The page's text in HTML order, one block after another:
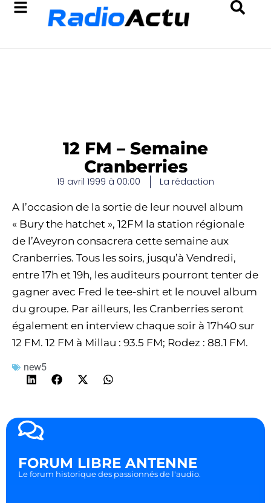
12 FM – Semaine
Cranberries
19 avril 1999 à 00:00 La rédaction
A l’occasion de la sortie de leur nouvel album
« Bury the hatchet », 12FM la station régionale
de l’Aveyron consacrera cette semaine aux
Cranberries. Tous les soirs, jusqu’à Vendredi,
entre 17h et 19h, les auditeurs pourront tenter de
gagner avec Fred le tee-shirt et le nouvel album
du groupe. Par ailleurs, les Cranberries seront
également en interview chaque soir à 17h40 sur
12 FM. 12 FM à Millau : 93.5 FM; Rodez : 88.1 FM.
new5
FORUM LIBRE ANTENNE
Le forum historique des passionnés de l'audio.